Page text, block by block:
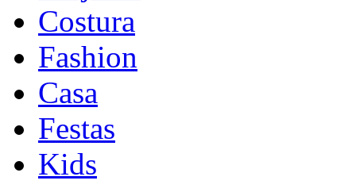
Costura
Fashion
Casa
Festas
Kids